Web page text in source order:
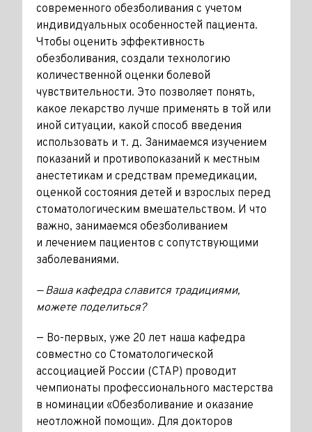
современного обезболивания с учетом
индивидуальных особенностей пациента.
Чтобы оценить эффективность
обезболивания, создали технологию
количественной оценки болевой
чувствительности. Это позволяет понять,
какое лекарство лучше применять в той или
иной ситуации, какой способ введения
использовать и т. д. Занимаемся изучением
показаний и противопоказаний к местным
анестетикам и средствам премедикации,
оценкой состояния детей и взрослых перед
стоматологическим вмешательством. И что
важно, занимаемся обез­боливанием
и лечением пациентов с сопутствующими
заболеваниями.
— Ваша кафедра славится традициями,
можете поделиться?
— Во-первых, уже 20 лет наша кафедра
совместно со Стоматологической
ассоциацией России (СТАР) проводит
чемпионаты профессионального мастерства
в номинации «Обезболивание и оказание
неотложной помощи». Для докторов